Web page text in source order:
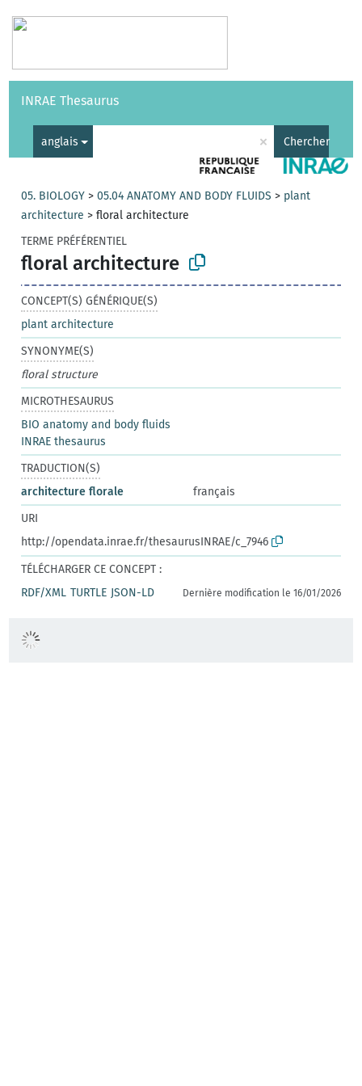
Vocabulaires API
INRAE Thesaurus
anglais × Chercher
05. BIOLOGY >05.04 ANATOMY AND BODY FLUIDS > plant
architecture >floral architecture
TERME PRÉFÉRENTIEL
floral architecture
CONCEPT(S) GÉNÉRIQUE(S)
plant architecture
SYNONYME(S)
floral structure
MICROTHESAURUS
BIO anatomy and body fluids
INRAE thesaurus
TRADUCTION(S)
architecture florale
français
URI
http://opendata.inrae.fr/thesaurusINRAE/c_7946
TÉLÉCHARGER CE CONCEPT :
RDF/XML TURTLE JSON-LD Dernière modification le 16/01/2026